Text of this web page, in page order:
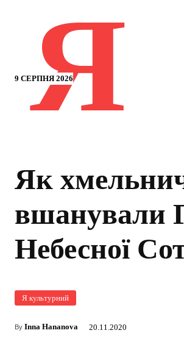
9 СЕРПНЯ 2026
Я
Як
вшанували
Небесної
Я культурний
By Inna Hananova 20.11.2020